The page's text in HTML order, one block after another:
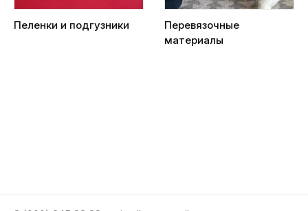
Пеленки и подгузники
Перевязочные
материалы